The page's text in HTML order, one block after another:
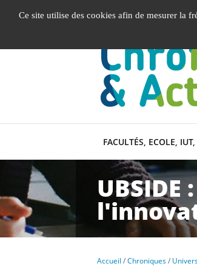
FACULTÉS, ECOLE, IUT,
Accueil Chroniques
Ce site utilise des cookies afin de mesurer la